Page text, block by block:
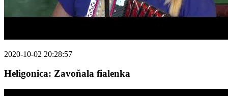
2020-10-02 20:28:57
Heligonica: Zavoňala fialenka